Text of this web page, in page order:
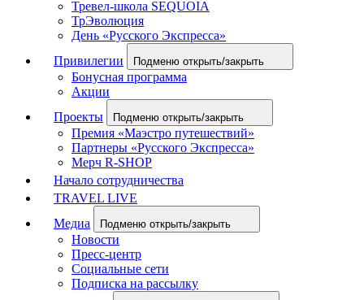
Тревел-школа SEQUOIA
ТрЭволюция
День «Русского Экспресса»
Привилегии
Подменю открыть/закрыть
Бонусная программа
Акции
Проекты
Подменю открыть/закрыть
Премия «Маэстро путешествий»
Партнеры «Русского Экспресса»
Мерч R-SHOP
Начало сотрудничества
TRAVEL LIVE
Медиа
Подменю открыть/закрыть
Новости
Пресс-центр
Социальные сети
Подписка на рассылку